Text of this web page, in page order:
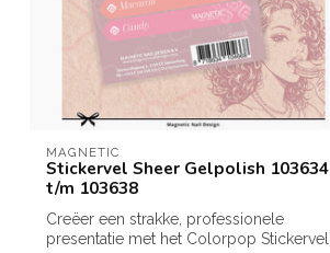
MAGNETIC
Stickervel Sheer Gelpolish 103634
t/m 103638
Creëer een strakke, professionele
presentatie met het Colorpop Stickervel